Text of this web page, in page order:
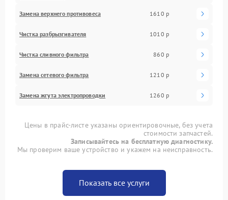
Замена верхнего противовеса 1610 р
Чистка разбрызгивателя 1010 р
Чистка сливного фильтра 860 р
Замена сетевого фильтра 1210 р
Замена жгута электропроводки 1260 р
Цены в прайс-листе указаны ориентировочные, без учета
стоимости запчастей.
Записывайтесь на бесплатную диагностику.
Мы проверим ваше устройство и укажем на неисправность.
Показать все услуги